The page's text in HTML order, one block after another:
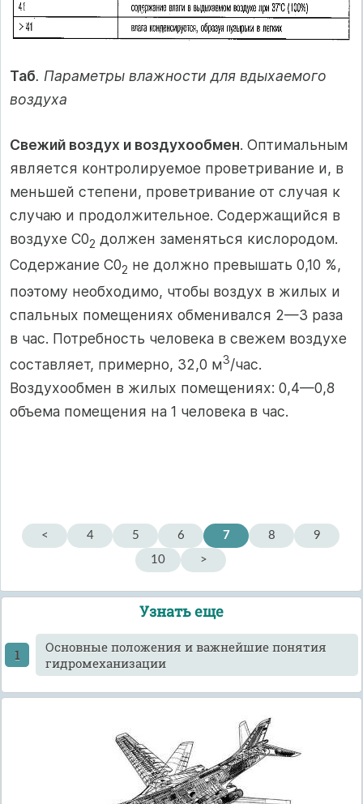
Таб. Параметры влажности для вдыхаемого
воздуха
Свежий воздух и воздухообмен. Оптимальным
является контролируемое проветривание и, в
меньшей степени, проветривание от случая к
случаю и продолжительное. Содержащийся в
воздухе С02 должен заменяться кислородом.
Содержание С02 не должно превышать 0,10 %,
поэтому необходимо, чтобы воздух в жилых и
спальных помещениях обменивался 2—3 раза
в час. Потребность человека в свежем воздухе
составляет, примерно, 32,0 м3/час.
Воздухообмен в жилых помещениях: 0,4—0,8
объема помещения на 1 человека в час.
< 4 5 6 7 8
9
10
>
Узнать еще
Основные положения и важнейшие понятия
гидромеханизации